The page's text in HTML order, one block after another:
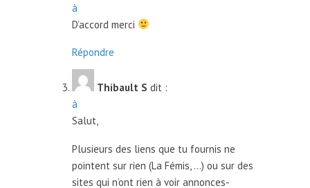
à
D’accord merci
Répondre
Thibault S dit :
à
Salut,
Plusieurs des liens que tu fournis ne
pointent sur rien (La Fémis, …) ou sur des
sites qui n’ont rien à voir annonces-